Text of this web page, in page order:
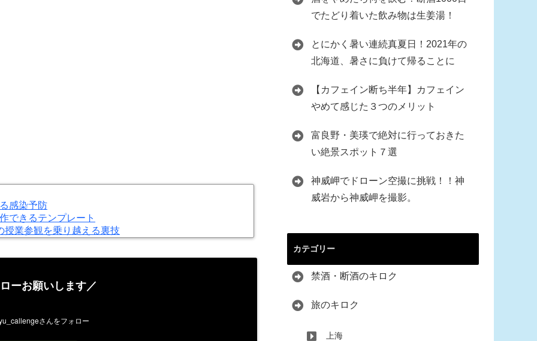
感染予防
できるテンプレート
授業参観を乗り越える裏技
ーお願いします／
でたどり着いた飲み物は生姜湯！
とにかく暑い連続真夏日！2021年の
北海道、暑さに負けて帰ることに
【カフェイン断ち半年】カフェイン
やめて感じた３つのメリット
富良野・美瑛で絶対に行っておきた
い絶景スポット７選
神威岬でドローン空撮に挑戦！！神
威岩から神威岬を撮影。
カテゴリー
禁酒・断酒のキロク
旅のキロク
上海